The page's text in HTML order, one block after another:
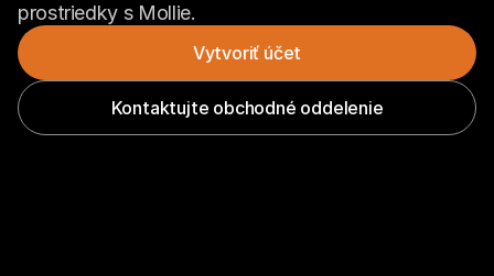
prostriedky s Mollie.
Vytvoriť účet
Kontaktujte obchodné oddelenie